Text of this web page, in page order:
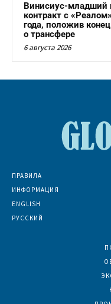
Винисиус-младший
контракт с
года, положив
о трансфере
6 августа 2026
ПРАВИЛА
ИНФОРМАЦИЯ
ENGLISH
РУССКИЙ